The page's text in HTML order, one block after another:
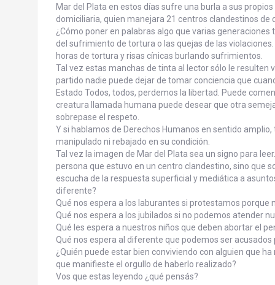
Mar del Plata en estos días sufre una burla a sus
domiciliaria, quien manejara 21 centros clandestinos de
¿Cómo poner en palabras algo que varias
del sufrimiento de tortura o las quejas de las
horas de tortura y risas cínicas burlando sufrimientos.
Tal vez estas manchas de tinta al lector sólo le resulten
partido nadie puede dejar de tomar conciencia que
Estado Todos, todos, perdemos la libertad. Puede
creatura llamada humana puede desear que otra
sobrepase el respeto.
Y si hablamos de Derechos Humanos en sentido
manipulado ni rebajado en su condición.
Tal vez la imagen de Mar del Plata sea un signo para
persona que estuvo en un centro clandestino, sino que
escucha de la respuesta superficial y mediática a
diferente?
Qué nos espera a los laburantes si protestamos porque
Qué nos espera a los jubilados si no podemos atender
Qué les espera a nuestros niños que deben abortar el
Qué nos espera al diferente que podemos ser acusados
¿Quién puede estar bien conviviendo con alguien que
que manifieste el orgullo de haberlo realizado?
Vos que estas leyendo ¿qué pensás?